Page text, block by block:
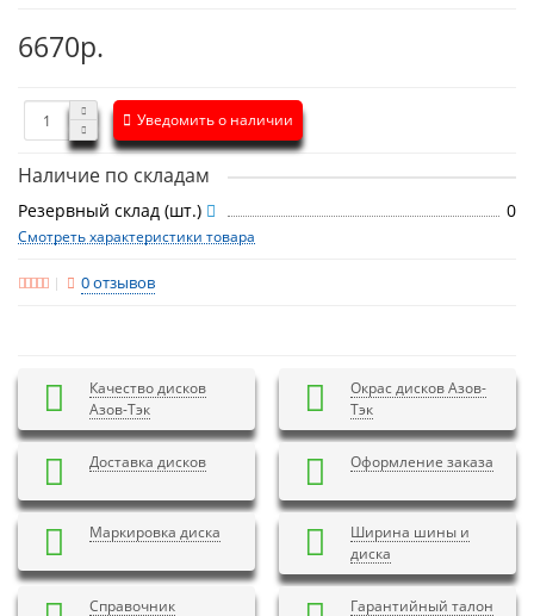
6670р.
Уведомить о наличии
Наличие по складам
Резервный склад (шт.) 0
Смотреть характеристики товара
0 отзывов
Качество дисков
Азов-Тэк
Окрас дисков Азов-
Тэк
Доставка дисков Оформление заказа
Маркировка диска
Ширина шины и
диска
Справочник
Гарантийный талон